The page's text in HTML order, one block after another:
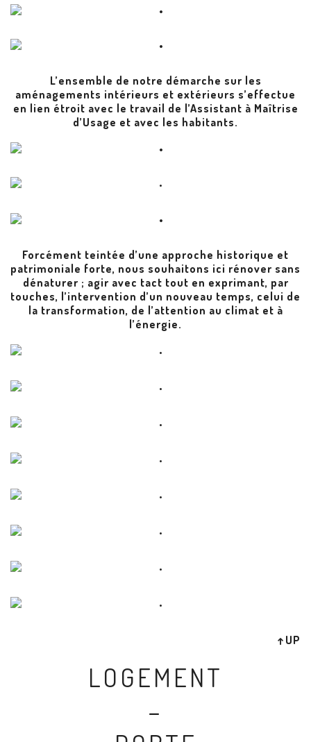
L’ensemble de notre démarche sur les
aménagements intérieurs et extérieurs s’effectue
en lien étroit avec le travail de l’Assistant à Maîtrise
d’Usage et avec les habitants.
Forcément teintée d’une approche historique et
patrimoniale forte, nous souhaitons ici rénover sans
dénaturer ; agir avec tact tout en exprimant, par
touches, l’intervention d’un nouveau temps, celui de
la transformation, de l’attention au climat et à
l’énergie.
↑UP
LOGEMENT
–